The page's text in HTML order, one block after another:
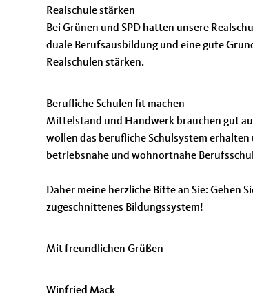
Realschule stärken
Bei Grünen und SPD hatten unsere
duale Berufsausbildung und eine gute
Realschulen stärken.
Berufliche Schulen fit machen
Mittelstand und Handwerk brauchen gut
wollen das berufliche Schulsystem
betriebsnahe und wohnortnahe
Daher meine herzliche Bitte an Sie: Gehen
zugeschnittenes Bildungssystem!
Mit freundlichen Grüßen
Winfried Mack